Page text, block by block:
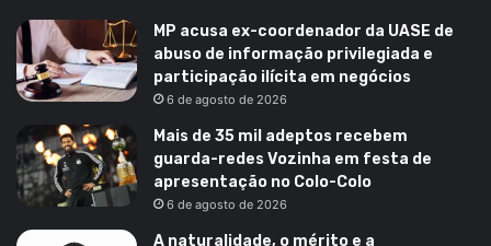
MP acusa ex-coordenador da UASE de
abuso de informação privilegiada e
participação ilícita em negócios
6 de agosto de 2026
Mais de 35 mil adeptos recebem
guarda-redes Vozinha em festa de
apresentação no Colo-Colo
6 de agosto de 2026
A naturalidade, o mérito e a